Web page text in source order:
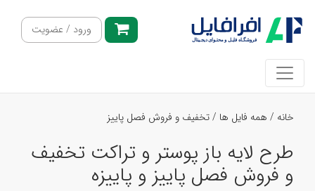
ورود / عضویت
خانه / همه فایل ها /تخفیف و فروش فصل پاییز
طرح لایه باز پوستر و تراکت تخفیف
و فروش فصل پاییز و پاییزه